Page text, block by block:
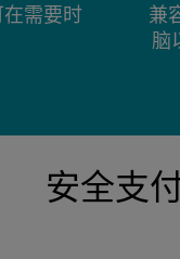
需要时
兼
脑
安全支